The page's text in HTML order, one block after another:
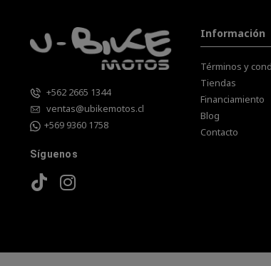
+562 2665 1344
ventas@ubikemotos.cl
+569 9360 1758
Síguenos
Información
Términos y
Tiendas
Financiamiento
Blog
Contacto